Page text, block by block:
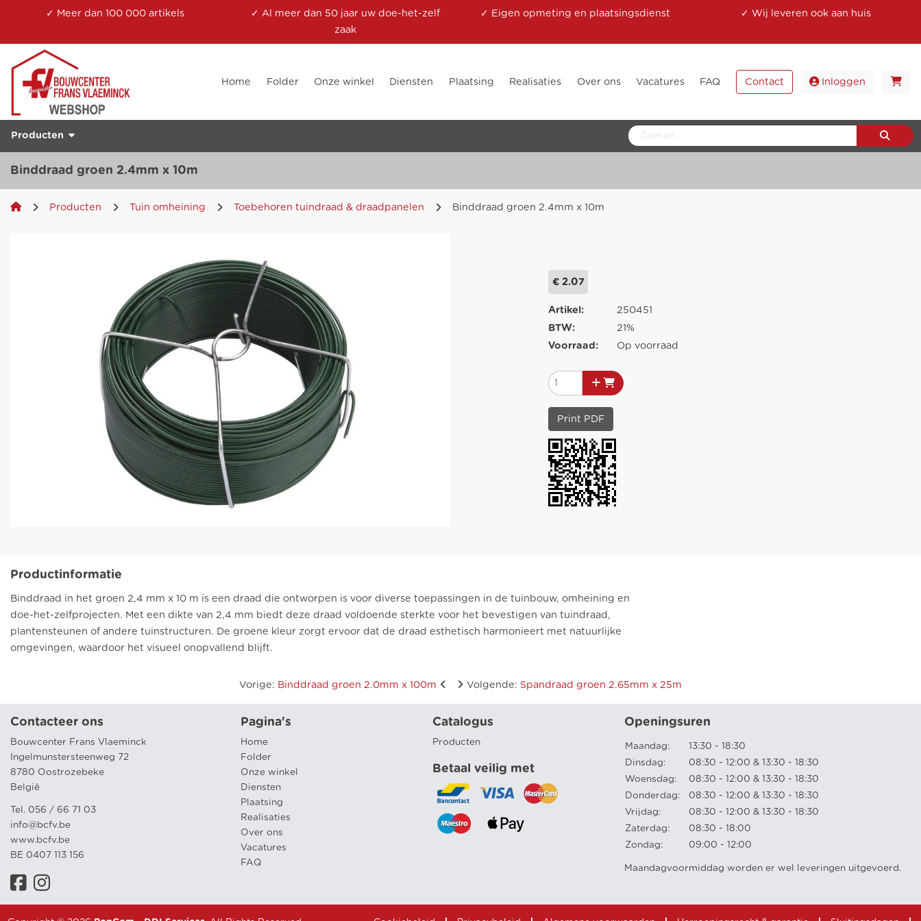
✓ Meer dan 100 000 artikels
✓ Al meer dan 50 jaar uw doe-het-zelf
zaak
✓ Eigen opmeting en plaatsingsdienst ✓ Wij leveren ook aan huis
Home Folder Onze winkel Diensten Plaatsing Realisaties Over ons Vacatures FAQ Contact Inloggen
Producten
Binddraad groen 2.4mm x 10m
Producten Tuin omheining Toebehoren tuindraad & draadpanelen Binddraad groen 2.4mm x 10m
€ 2.07
Artikel:
250451
BTW:
21%
Voorraad:
Op voorraad
Print PDF
Productinformatie
Binddraad in het groen 2,4 mm x 10 m is een draad die ontworpen is voor diverse toepassingen in de tuinbouw, omheining en
doe-het-zelfprojecten. Met een dikte van 2,4 mm biedt deze draad voldoende sterkte voor het bevestigen van tuindraad,
plantensteunen of andere tuinstructuren. De groene kleur zorgt ervoor dat de draad esthetisch harmonieert met natuurlijke
omgevingen, waardoor het visueel onopvallend blijft.
Vorige: Binddraad groen 2.0mm x 100m Volgende: Spandraad groen 2.65mm x 25m
Contacteer ons
Bouwcenter Frans Vlaeminck
Ingelmunstersteenweg 72
8780 Oostrozebeke
België
Tel. 056 / 66 71 03
info@bcfv.be
www.bcfv.be
BE 0407 113 156
Pagina's
Home
Folder
Onze winkel
Diensten
Plaatsing
Realisaties
Over ons
Vacatures
FAQ
Catalogus
Producten
Betaal veilig met
Openingsuren
Maandag:
13:30 - 18:30
Dinsdag:
08:30 - 12:00 & 13:30 - 18:30
Woensdag:
08:30 - 12:00 & 13:30 - 18:30
Donderdag:
08:30 - 12:00 & 13:30 - 18:30
Vrijdag:
08:30 - 12:00 & 13:30 - 18:30
Zaterdag:
08:30 - 18:00
Zondag:
09:00 - 12:00
Maandagvoormiddag worden er wel leveringen uitgevoerd.